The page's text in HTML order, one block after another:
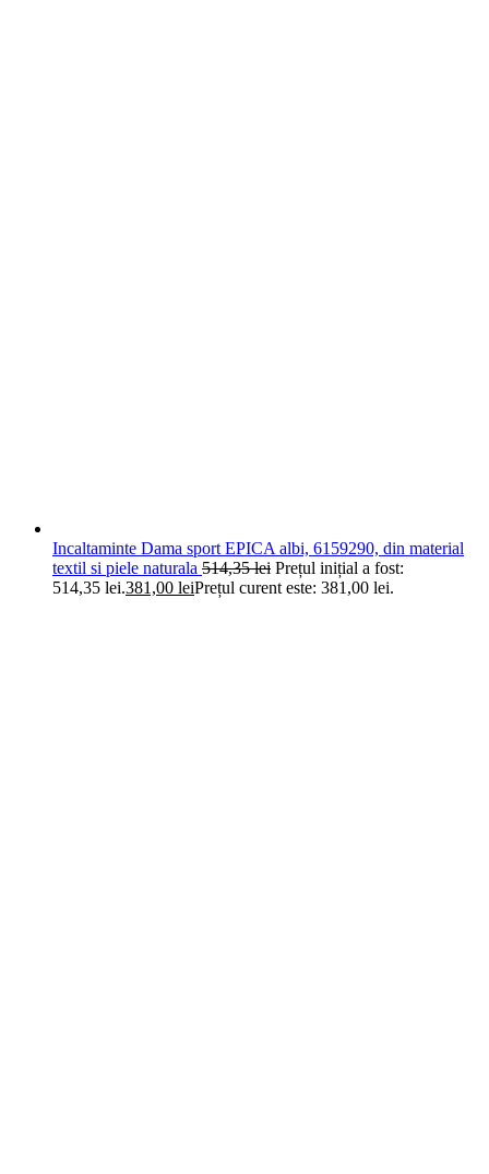
Incaltaminte Dama sport EPICA albi, 6159290, din material
textil si piele naturala 514,35lei Prețul inițial a fost:
514,35 lei.381,00 leiPrețul curent este: 381,00 lei.